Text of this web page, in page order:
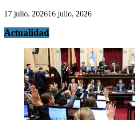
17 julio, 202616 julio, 2026
Actualidad